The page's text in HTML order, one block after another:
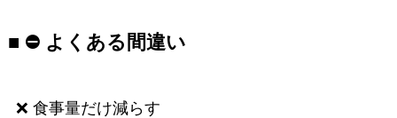
■ ⛔ よくある間違い
❌ 食事量だけ減らす